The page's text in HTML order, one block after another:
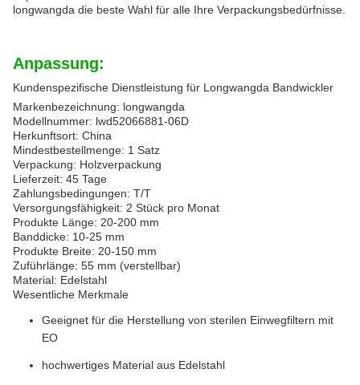
longwangda die beste Wahl für alle Ihre Verpackungsbedürfnisse.
Anpassung:
Kundenspezifische Dienstleistung für Longwangda Bandwickler
Markenbezeichnung: longwangda
Modellnummer: lwd52066881-06D
Herkunftsort: China
Mindestbestellmenge: 1 Satz
Verpackung: Holzverpackung
Lieferzeit: 45 Tage
Zahlungsbedingungen: T/T
Versorgungsfähigkeit: 2 Stück pro Monat
Produkte Länge: 20-200 mm
Banddicke: 10-25 mm
Produkte Breite: 20-150 mm
Zuführlänge: 55 mm (verstellbar)
Material: Edelstahl
Wesentliche Merkmale
Geeignet für die Herstellung von sterilen Einwegfiltern mit
EO
hochwertiges Material aus Edelstahl